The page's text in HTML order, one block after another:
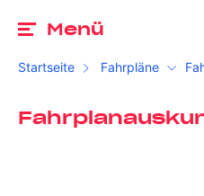
Menü
Startseite Fahrpläne